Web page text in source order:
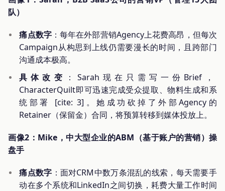
队）
痛点数字：每年在外部营销Agency上花费高昂，但每次
Campaign从构思到上线仍需要漫长的时间，且跨部门
沟通成本极高。
具体改变
：Sarah现在只需写一份Brief，
CharacterQuilt即可迅速完成受众提取、物料生成和系
统部署 [cite: 3]。她成功砍掉了外部Agency的
Retainer（保留金）合同，将预算转移到媒体投放上。
画像2：Mike，中大型企业的ABM（基于账户的营销）操
盘手
痛点数字 ：面对CRM中数万条混乱的线索，每天需要手
动在多个系统和LinkedIn之间切换，耗费大量工作时间